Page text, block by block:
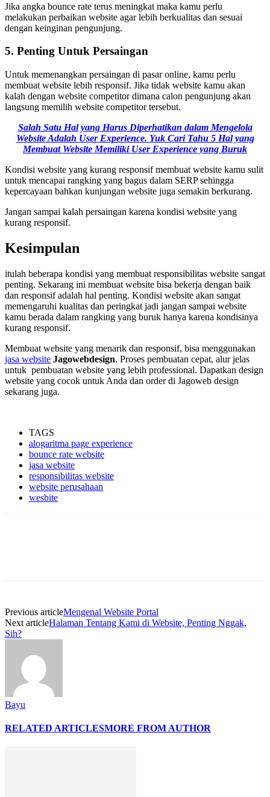
Jika angka bounce rate terus meningkat maka kamu perlu
melakukan perbaikan website agar lebih berkualitas dan sesuai
dengan keinginan pengunjung.
5. Penting Untuk Persaingan
Untuk memenangkan persaingan di pasar online, kamu perlu
membuat website lebih responsif. Jika tidak website kamu akan
kalah dengan website competitor dimana calon pengunjung akan
langsung memilih website competitor tersebut.
Salah Satu Hal yang Harus Diperhatikan dalam Mengelola
Website Adalah User Experience. Yuk Cari Tahu 5 Hal yang
Membuat Website Memiliki User Experience yang Buruk
Kondisi website yang kurang responsif membuat website kamu sulit
untuk mencapai rangking yang bagus dalam SERP sehingga
kepercayaan bahkan kunjungan website juga semakin berkurang.
Jangan sampai kalah persaingan karena kondisi website yang
kurang responsif.
Kesimpulan
itulah beberapa kondisi yang membuat responsibilitas website sangat
penting. Sekarang ini membuat website bisa bekerja dengan baik
dan responsif adalah hal penting. Kondisi website akan sangat
memengaruhi kualitas dan peringkat jadi jangan sampai website
kamu berada dalam rangking yang buruk hanya karena kondisinya
kurang responsif.
Membuat website yang menarik dan responsif, bisa menggunakan
jasa website Jagowebdesign. Proses pembuatan cepat, alur jelas
untuk pembuatan website yang lebih professional. Dapatkan design
website yang cocok untuk Anda dan order di Jagoweb design
sekarang juga.
TAGS
alogaritma page experience
bounce rate website
jasa website
responsibilitas website
website perusahaan
wesbite
Previous articleMengenal Website Portal
Next articleHalaman Tentang Kami di Website, Penting Nggak,
Sih?
Bayu
RELATED ARTICLESMORE FROM AUTHOR